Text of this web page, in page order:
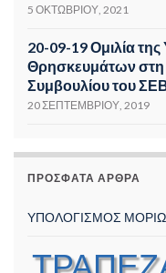
5 ΟΚΤΩΒΡΊΟΥ, 2021
20-09-19 Ομιλία
Θρησκευμάτων στη
Συμβουλίου του
20 ΣΕΠΤΕΜΒΡΊΟΥ, 2019
ΠΡΌΣΦΑΤΑ ΆΡΘΡΑ
ΥΠΟΛΟΓΙΣΜΟΣ